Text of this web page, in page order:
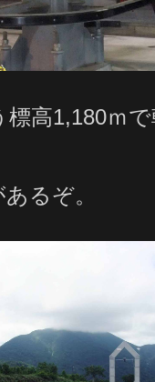
標高1,180ｍ
るぞ。